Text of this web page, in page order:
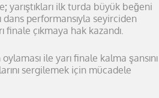
; yarıştıkları ilk turda büyük beğeni
dans performansıyla seyirciden
çıkmaya hak kazandı.
ile yarı finale kalma şansını
sergilemek için mücadele